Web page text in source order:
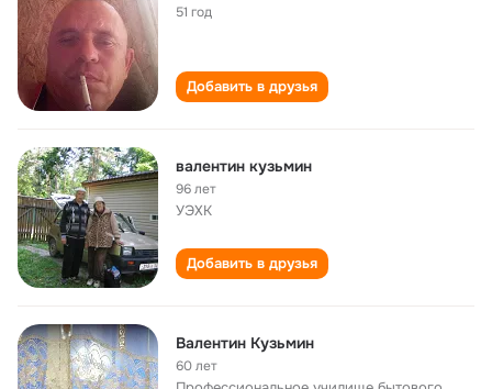
51 год
Добавить в друзья
валентин кузьмин
96 лет
УЭХК
Добавить в друзья
Валентин Кузьмин
60 лет